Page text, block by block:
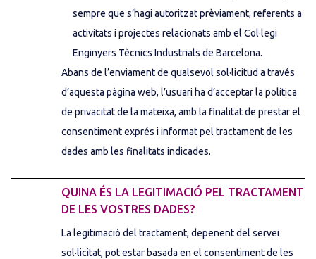
sempre que s’hagi autoritzat prèviament, referents a
activitats i projectes relacionats amb el Col·legi
Enginyers Tècnics Industrials de Barcelona.
Abans de l’enviament de qualsevol sol·licitud a través
d’aquesta pàgina web, l’usuari ha d’acceptar la política
de privacitat de la mateixa, amb la finalitat de prestar el
consentiment exprés i informat pel tractament de les
dades amb les finalitats indicades.
QUINA ÉS LA LEGITIMACIÓ PEL TRACTAMENT
DE LES VOSTRES DADES?
La legitimació del tractament, depenent del servei
sol·licitat, pot estar basada en el consentiment de les